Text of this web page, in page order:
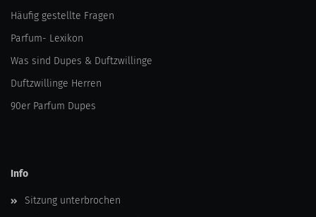
Häufig gestellte Fragen
Parfum- Lexikon
Was sind Dupes & Duftzwillinge
Duftzwillinge Herren
90er Parfum Dupes
Info
Sitzung unterbrochen